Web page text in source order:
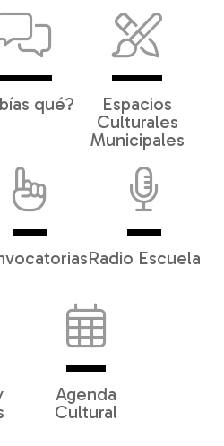
qué?
Espacios
Culturales
Municipales
Radio Escuela
Agenda
Cultural